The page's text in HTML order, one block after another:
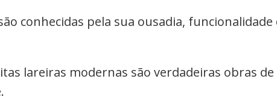
conhecidas pela sua ousadia,
lareiras modernas são verdadeiras obras